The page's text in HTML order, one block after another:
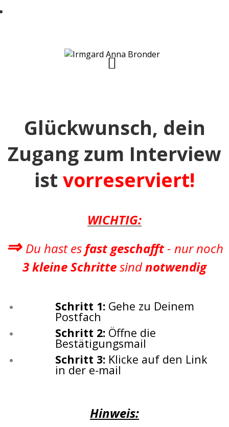
Glückwunsch, dein
Zugang zum Interview
ist vorreserviert!
WICHTIG:
⇒ Du hast esfast geschafft- nur noch
3 kleine Schrittesindnotwendig
Schritt 1: Gehe zu Deinem
Postfach
Schritt 2: Öffne die
Bestätigungsmail
Schritt 3: Klicke auf den Link
in der e-mail
Hinweis: